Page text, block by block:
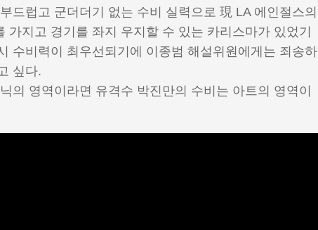
드럽고 군더더기 없는 수비 실력으로 現 LA 에인절스의
가지고 경기를 좌지 우지할 수 있는 카리스마가 있었기
수비력이 최우선되기에 이종범 해설위원에게는 죄송하
싶다.
의 영역이라면 유격수 박진만의 수비는 아트의 영역이